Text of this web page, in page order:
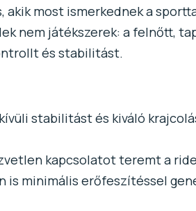
most ismerkednek a
nem játékszerek: a felnőtt,
és stabilitást.
stabilitást és kiváló
kapcsolatot teremt a
minimális erőfeszítéssel